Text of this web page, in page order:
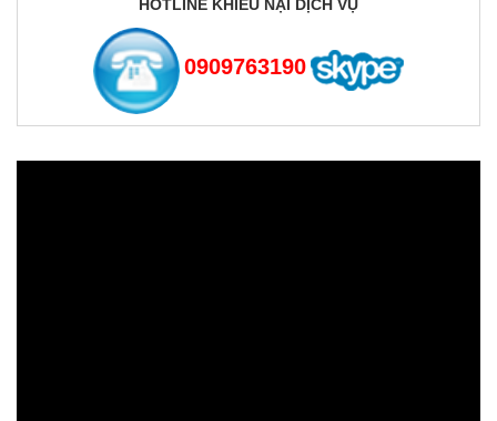
HOTLINE KHIẾU NẠI DỊCH VỤ
0909763190